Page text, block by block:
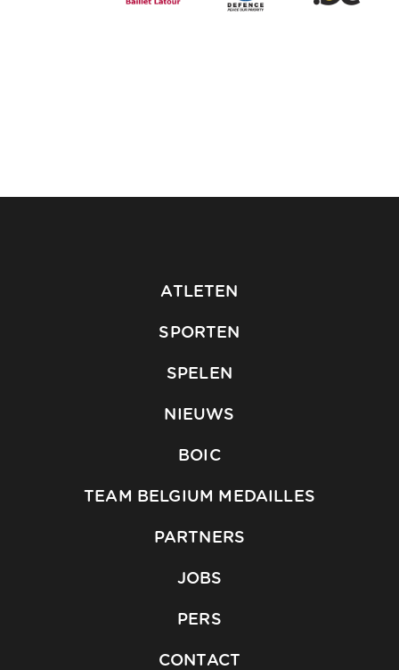
ATLETEN
SPORTEN
SPELEN
NIEUWS
BOIC
TEAM BELGIUM MEDAILLES
PARTNERS
JOBS
PERS
CONTACT